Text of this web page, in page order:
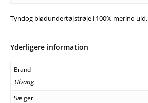
Tyndog blødundertøjstrøje i 100% merino uld.
Yderligere information
Brand
Ulvang
Sælger